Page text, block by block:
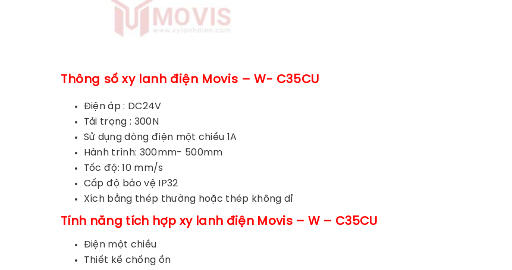
Thông số xy lanh điện Movis – W- C35CU
Điện áp : DC24V
Tải trọng : 300N
Sử dụng dòng điện một chiều 1A
Hành trình: 300mm- 500mm
Tốc độ: 10 mm/s
Cấp độ bảo vệ IP32
Xích bằng thép thường hoặc thép không dỉ
Tính năng tích hợp xy lanh điện Movis – W – C35CU
Điện một chiều
Thiết kế chống ồn